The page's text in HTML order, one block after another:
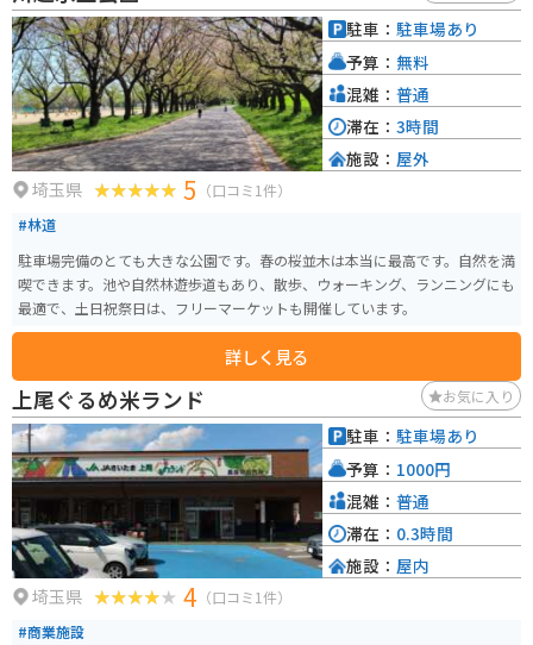
埼玉県 5 （口コミ1件）
#林道
駐車場完備のとても大きな公園です。春の桜並木は本当に最高です。自然を満
喫できます。池や自然林遊歩道もあり、散歩、ウォーキング、ランニングにも
最適で、土日祝祭日は、フリーマーケットも開催しています。
詳しく見る
駐車： 駐車場あり
予算： 無料
混雑： 普通
滞在： 3時間
施設： 屋外
上尾ぐるめ米ランド お気に入り
埼玉県 4 （口コミ1件）
#商業施設
駐車： 駐車場あり
予算： 1000円
混雑： 普通
滞在： 0.3時間
施設： 屋内